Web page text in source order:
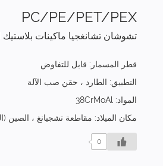
PC/PE/PET/PEX
تشوشان تشانغجيا ماكينات بلاستيك
قطر المسمار: قابل للتفاوض
التطبيق: الطارد ، حقن صب الآلة
المواد: 38CrMoAl
مكان الميلاد: مقاطعة تشجيانغ ، الصين
0